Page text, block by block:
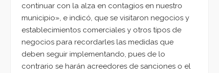
continuar con la alza en contagios en nuestro
municipio», e indicó, que se visitaron negocios y
establecimientos comerciales y otros tipos de
negocios para recordarles las medidas que
deben seguir implementando, pues de lo
contrario se harán acreedores de sanciones o el